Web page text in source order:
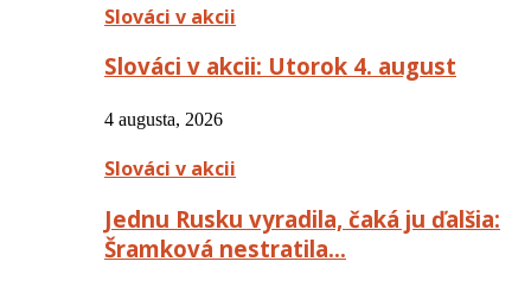
Slováci v akcii
Slováci v akcii: Utorok 4. august
4 augusta, 2026
Slováci v akcii
Jednu Rusku vyradila, čaká ju ďalšia:
Šramková nestratila…